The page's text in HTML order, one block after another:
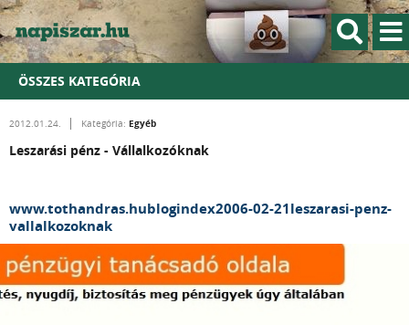
ÖSSZES KATEGÓRIA
2012.01.24. Kategória: Egyéb
Leszarási pénz - Vállalkozóknak
www.tothandras.hublogindex2006-02-21leszarasi-penz-
vallalkozoknak